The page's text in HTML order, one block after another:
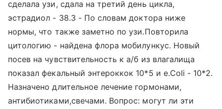
сделала узи, сдала на третий день цикла,
эстрадиол - 38.3 - По словам доктора ниже
нормы, что также заметно по узи.Повторила
цитологию - найдена флора мобилункус. Новый
посев на чувствительность к а/б из влагалища
показал фекальный энтероккок 10*5 и е.Coli - 10*2.
Назначено длительное лечение гормонами,
антибиотиками,свечами. Вопрос: могут ли эти